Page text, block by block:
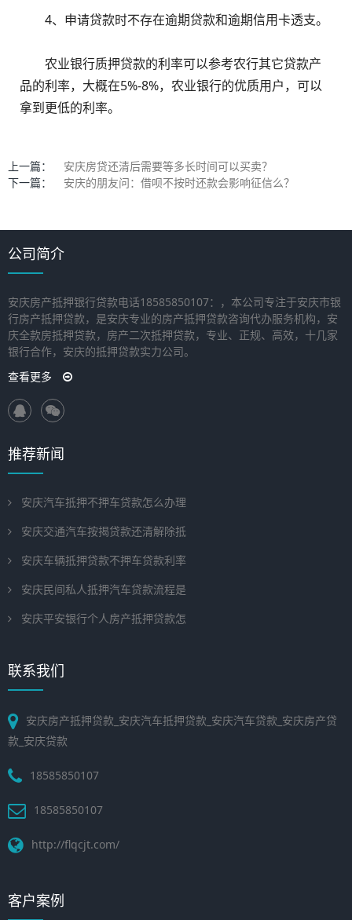
4、申请贷款时不存在逾期贷款和逾期信用卡透支。
农业银行质押贷款的利率可以参考农行其它贷款产
品的利率，大概在5%-8%，农业银行的优质用户，可以
拿到更低的利率。
上一篇：
安庆房贷还清后需要等多长时间可以买卖？
下一篇：
安庆的朋友问：借呗不按时还款会影响征信么？
公司简介
安庆房产抵押银行贷款电话18585850107：，本公司专注于安庆市银
行房产抵押贷款，是安庆专业的房产抵押贷款咨询代办服务机构，安
庆全款房抵押贷款，房产二次抵押贷款，专业、正规、高效，十几家
银行合作，安庆的抵押贷款实力公司。
查看更多
推荐新闻
安庆汽车抵押不押车贷款怎么办理
安庆交通汽车按揭贷款还清解除抵
安庆车辆抵押贷款不押车贷款利率
安庆民间私人抵押汽车贷款流程是
安庆平安银行个人房产抵押贷款怎
联系我们
安庆房产抵押贷款_安庆汽车抵押贷款_安庆汽车贷款_安庆房产贷
款_安庆贷款
18585850107
18585850107
http://flqcjt.com/
客户案例